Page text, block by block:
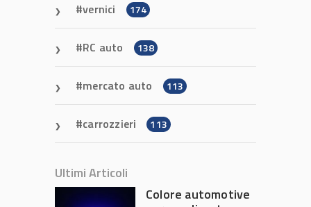
vernici 174
RC auto 138
mercato auto 113
carrozzieri 113
Ultimi Articoli
Colore automotive